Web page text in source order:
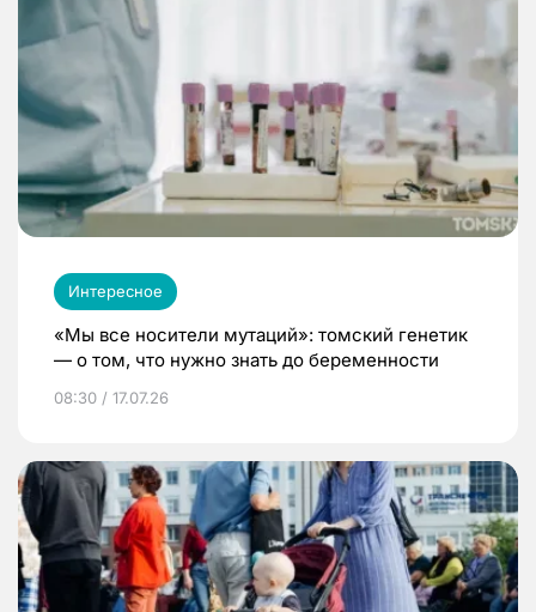
Интересное
«Мы все носители мутаций»: томский генетик
— о том, что нужно знать до беременности
08:30 / 17.07.26